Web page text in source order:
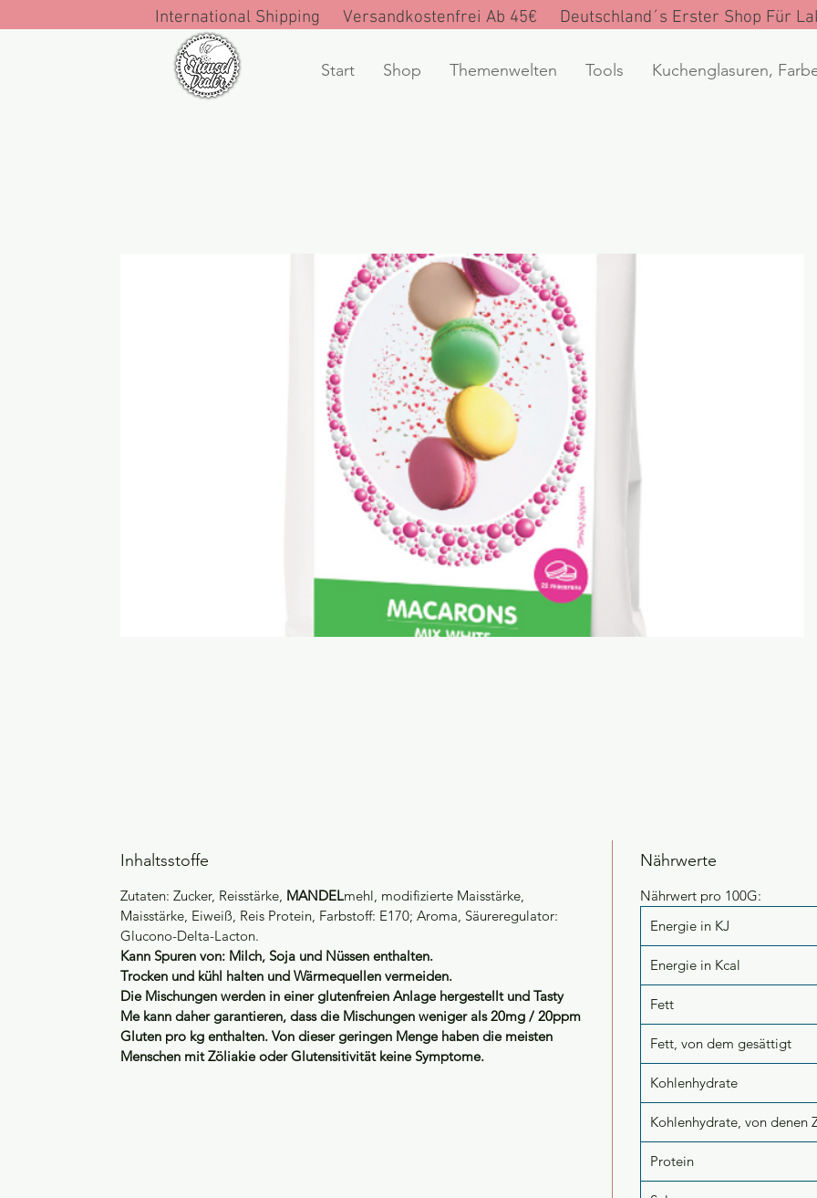
International Shipping Versandkostenfrei Ab 45€ Deutschland´s Erster Shop Für
Start Shop Themenwelten Tools Kuchenglasuren,
Inhaltsstoffe
Zutaten: Zucker, Reisstärke, MANDELmehl, modifizierte Maisstärke,
Maisstärke, Eiweiß, Reis Protein, Farbstoff: E170; Aroma, Säureregulator:
Glucono-Delta-Lacton.
Kann Spuren von: Milch, Soja und Nüssen enthalten.
Trocken und kühl halten und Wärmequellen vermeiden.
Die Mischungen werden in einer glutenfreien Anlage hergestellt und Tasty
Me kann daher garantieren, dass die Mischungen weniger als 20mg / 20ppm
Gluten pro kg enthalten. Von dieser geringen Menge haben die meisten
Menschen mit Zöliakie oder Glutensitivität keine Symptome.
Nährwerte
Nährwert pro 100G:
Energie in KJ
Energie in Kcal
Fett
Fett, von dem gesättigt
Kohlenhydrate
Kohlenhydrate, von denen
Protein